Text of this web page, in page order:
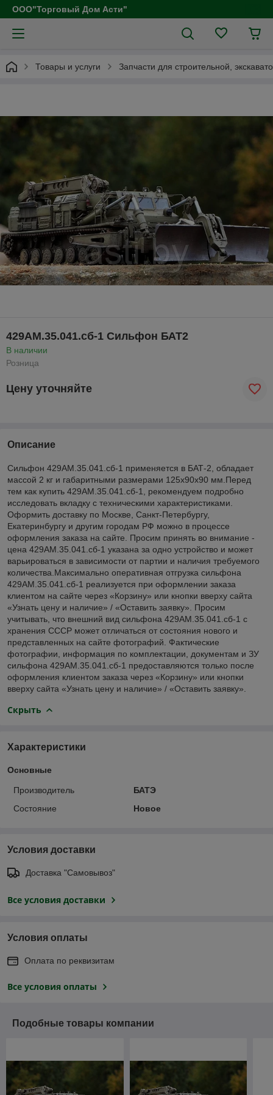
ООО"Торговый Дом Асти"
Товары и услуги Запчасти для строительной,
429АМ.35.041.сб-1 Сильфон БАТ2
В наличии
Розница
Цену уточняйте
Описание
Сильфон 429АМ.35.041.сб-1 применяется в БАТ-2, обладает
массой 2 кг и габаритными размерами 125x90x90 мм.Перед
тем как купить 429АМ.35.041.сб-1, рекомендуем подробно
исследовать вкладку с техническими характеристиками.
Оформить доставку по Москве, Санкт-Петербургу,
Екатеринбургу и другим городам РФ можно в процессе
оформления заказа на сайте. Просим принять во внимание -
цена 429АМ.35.041.сб-1 указана за одно устройство и может
варьироваться в зависимости от партии и наличия требуемого
количества.Максимально оперативная отгрузка сильфона
429АМ.35.041.сб-1 реализуется при оформлении заказа
клиентом на сайте через «Корзину» или кнопки вверху сайта
«Узнать цену и наличие» / «Оставить заявку». Просим
учитывать, что внешний вид сильфона 429АМ.35.041.сб-1 с
хранения СССР может отличаться от состояния нового и
представленных на сайте фотографий. Фактические
фотографии, информация по комплектации, документам и ЗУ
сильфона 429АМ.35.041.сб-1 предоставляются только после
оформления клиентом заказа через «Корзину» или кнопки
вверху сайта «Узнать цену и наличие» / «Оставить заявку».
Скрыть
Характеристики
Основные
Производитель
БАТЭ
Состояние
Новое
Условия доставки
Доставка "Самовывоз"
Все условия доставки
Условия оплаты
Оплата по реквизитам
Все условия оплаты
Подобные товары компании